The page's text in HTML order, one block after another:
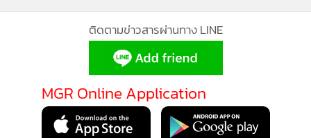
ติดตามข่าวสารผ่านทาง LINE
MGR Online Application
MGR Online ใช้คุกกี้ (Cookies)